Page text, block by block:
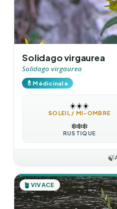
Solidago virgaurea
Solidago virgaurea
💊Médicinale
☀️☀️☀️
SOLEIL / MI-OMBRE
❄️❄️❄️
RUSTIQUE
🍃
🪴 VIVACE